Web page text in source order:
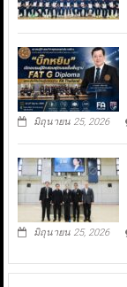
มิถุนายน 25, 2026
มิถุนายน 25, 2026